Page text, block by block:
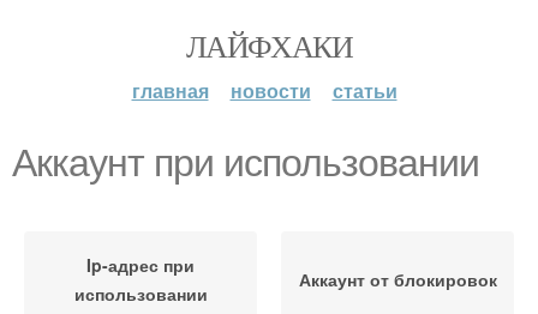
ЛАЙФХАКИ
главная новости статьи
Аккаунт при использовании
Ip-адрес при
использовании
Аккаунт от блокировок